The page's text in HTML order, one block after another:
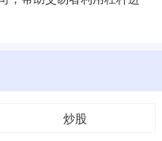
炒股